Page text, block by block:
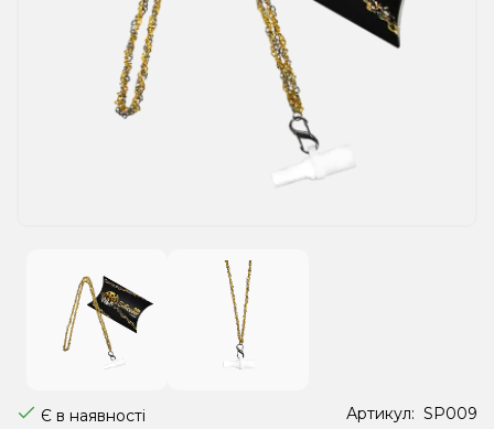
Рідини для електронних сигарет
Подарункові набори
Є в наявності Артикул: SP009